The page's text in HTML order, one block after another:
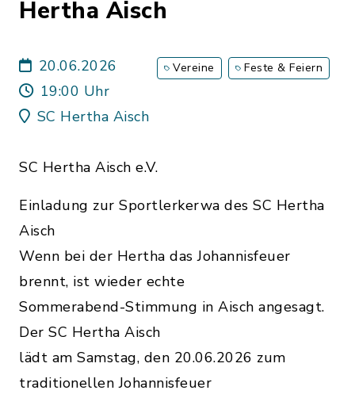
Hertha Aisch
20.06.2026
19:00 Uhr
SC Hertha Aisch
Vereine Feste & Feiern
SC Hertha Aisch e.V.
Einladung zur Sportlerkerwa des SC Hertha
Aisch
Wenn bei der Hertha das Johannisfeuer
brennt, ist wieder echte
Sommerabend-Stimmung in Aisch angesagt.
Der SC Hertha Aisch
lädt am Samstag, den 20.06.2026 zum
traditionellen Johannisfeuer